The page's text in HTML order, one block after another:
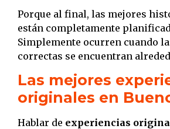
Porque al final, las mejores
están completamente
Simplemente ocurren cuando
correctas se encuentran
Las mejores
originales en
Hablar de experiencias